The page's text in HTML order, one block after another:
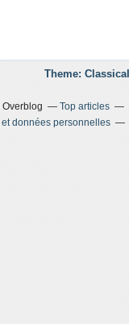
Theme:
Top articles
données personnelles